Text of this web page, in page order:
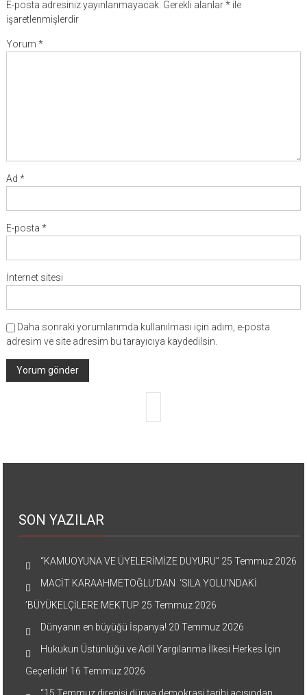
E-posta adresiniz yayınlanmayacak. Gerekli alanlar*ile
işaretlenmişlerdir
Yorum *
Ad *
E-posta *
İnternet sitesi
Daha sonraki yorumlarımda kullanılması için adım, e-posta
adresim ve site adresim bu tarayıcıya kaydedilsin.
SON YAZILAR
“KAMUOYUNA VE ÜYELERİMİZE DUYURU” 25 Temmuz 2026
MACİT KARAAHMETOĞLU’DAN ‘SILA YOLU’NDAKİ
’BÜYÜKELÇİLERE MEKTUP 25 Temmuz 2026
Dünyanın en büyüğü İspanya! 20 Temmuz 2026
Hukukun Üstünlüğü ve Adil Yargılanma İlkesi Herkes İçin
Geçerlidir! 16 Temmuz 2026
“15 Temmuz direnişi dünya demokrasi tarihi açısından